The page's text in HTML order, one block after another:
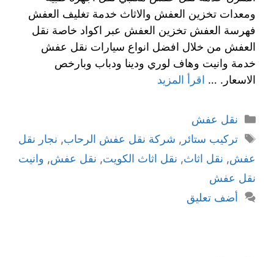
ومعدات تخزين العفش والاثاث خدمة تغليف العفش
فهرسة العفش تخزين العفش عبر اكواد خاصة نقل
العفش من خلال افضل انواع سيارات نقل عفش
خدمة وانيت وهاف لوري ودينا ودباب وبارخص
الاسعار. … اقرأ المزيد
نقل عفش
تركيب ستائر , شركة نقل عفش الرحاب, نجار نقل
عفش, نقل اثاث, نقل اثاث الكويت, نقل عفش, وانيت
نقل عفش
أضف تعليق